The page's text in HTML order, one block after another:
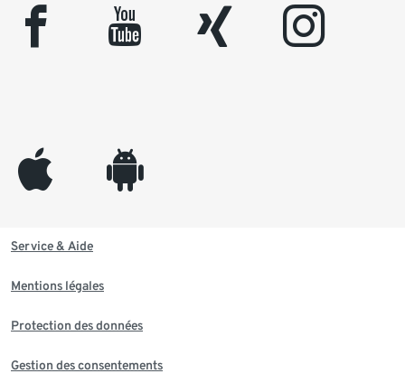
facebook youtube xing instagram
appleinc android
Service & Aide
Mentions légales
Protection des données
Gestion des consentements